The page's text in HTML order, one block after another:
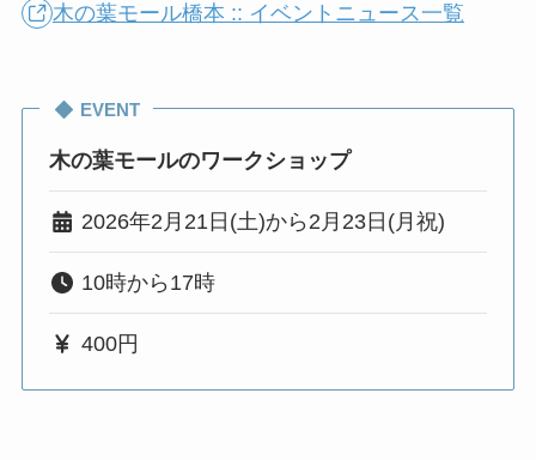
木の葉モール橋本 :: イベントニュース一覧
EVENT
木の葉モールのワークショップ
2026年2月21日(土)から2月23日(月祝)
10時から17時
400円